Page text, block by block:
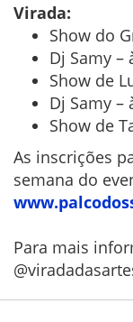
Virada:
Show do
Dj Samy –
Show de
Dj Samy –
Show de
As inscrições
semana do
Para mais